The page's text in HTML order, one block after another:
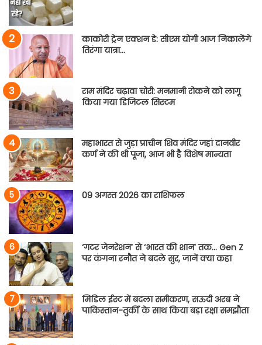
काकोरी ट्रेन एक्शन डे: सीएम योगी आज निकालेंगे
तिरंगा यात्रा…
राम मंदिर चढ़ावा चोरी: मनमानी रोकने को लागू
किया गया डिजिटल सिस्टम
महाभारत से जुड़ा प्राचीन शिव मंदिर जहां दानवीर
कर्ण ने की थी पूजा, आज भी है विशेष मान्यता
09 अगस्त 2026 का राशिफल
‘गटर जेनरेशन’ से ‘भारत की शान’ तक… Gen Z
पर कंगना रनौत ने बदले सुर, जानें क्या कहा
मिडिल ईस्ट में बदला समीकरण, सऊदी अरब ने
पाकिस्तान-तुर्की के साथ किया बड़ा रक्षा समझौता